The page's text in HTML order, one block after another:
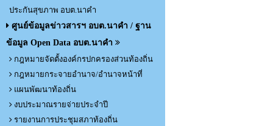
ประกันสุขภาพ อบต.นาคำ
ศูนย์ข้อมูลข่าวสารฯ อบต.นาคำ / ฐาน
ข้อมูล Open Data อบต.นาคำ
กฎหมายจัดตั้งองค์กรปกครองส่วนท้องถิ่น
กฎหมายกระจายอำนาจ/อำนาจหน้าที่
แผนพัฒนาท้องถิ่น
งบประมาณรายจ่ายประจำปี
รายงานการประชุมสภาท้องถิ่น